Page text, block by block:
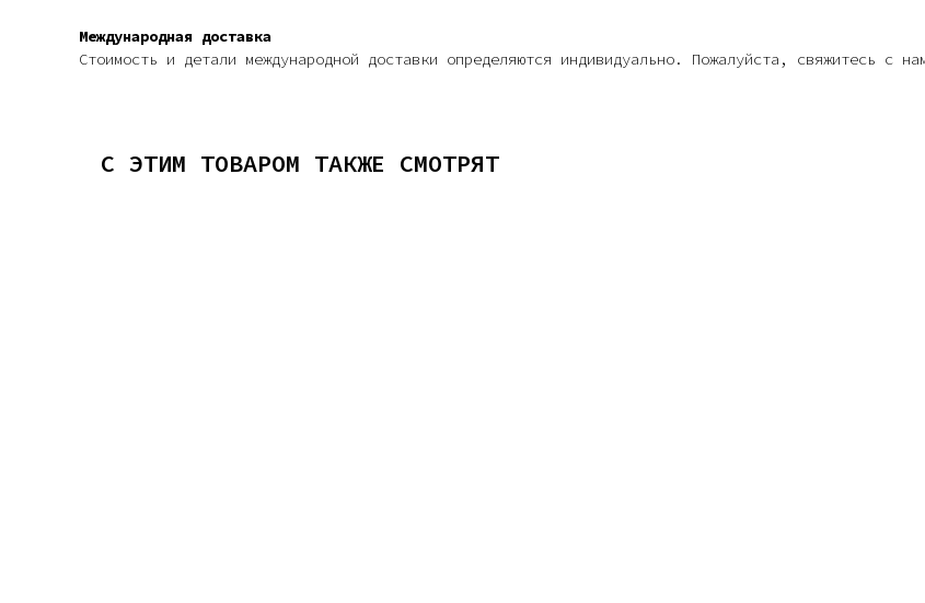
Международная доставка
Стоимость и детали международной доставки определяются индивидуально. Пожалуйста, свяжитесь с
С ЭТИМ ТОВАРОМ ТАКЖЕ СМОТРЯТ